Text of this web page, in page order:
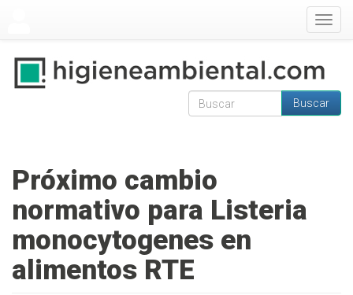
Formulario de
Buscar
Próximo cambio
normativo para Listeria
monocytogenes en
alimentos RTE